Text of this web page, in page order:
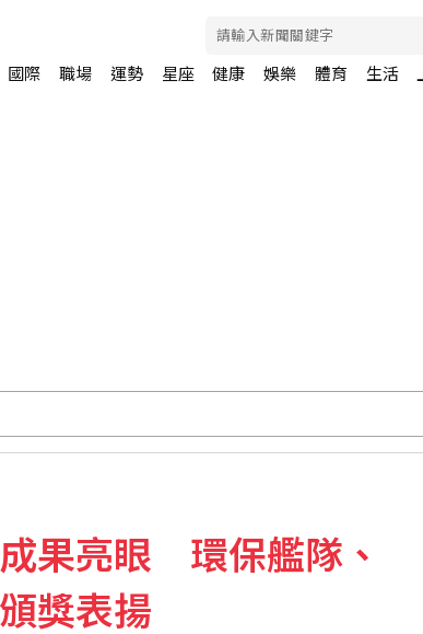
國際 職場 運勢 星座 健康 娛樂 體育 生活
果亮眼 環保艦隊、
獎表揚